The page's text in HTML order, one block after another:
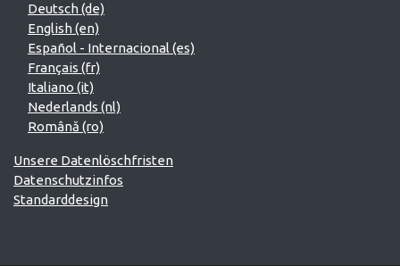
Deutsch ‎(de)‎
English ‎(en)‎
Español - Internacional ‎(es)‎
Français ‎(fr)‎
Italiano ‎(it)‎
Nederlands ‎(nl)‎
Română ‎(ro)‎
Unsere Datenlöschfristen
Datenschutzinfos
Standarddesign